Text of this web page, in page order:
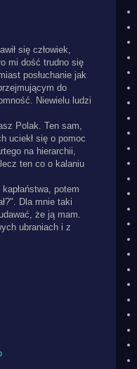
się człowiek,
mi dość trudno się
posłuchanie jak
do
Niewielu ludzi
Polak. Ten sam,
uciekł się o pomoc
na hierarchii,
ten co o kalaniu
potem
Dla mnie taki
że ją mam.
ubraniach i z